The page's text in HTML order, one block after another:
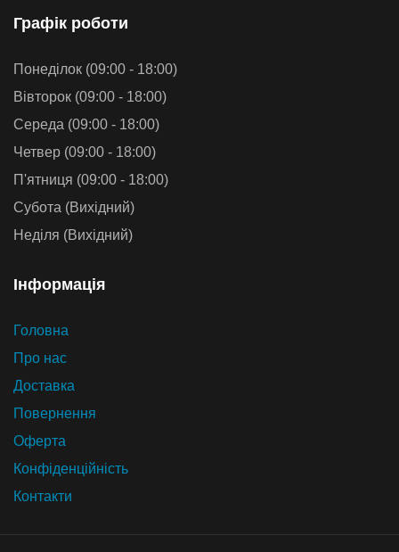
Графiк роботи
Понеділок (09:00 - 18:00)
Вівторок (09:00 - 18:00)
Середа (09:00 - 18:00)
Четвер (09:00 - 18:00)
П'ятниця (09:00 - 18:00)
Субота (Вихідний)
Неділя (Вихідний)
Iнформацiя
Головна
Про нас
Доставка
Повернення
Оферта
Конфіденційність
Контакти